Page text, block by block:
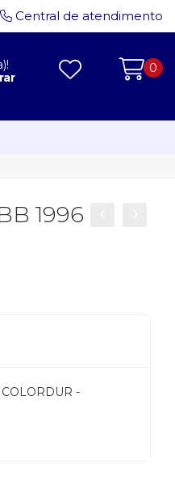
Central de atendimento
0
1996
-